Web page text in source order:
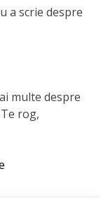
a scrie despre
multe despre
rog,